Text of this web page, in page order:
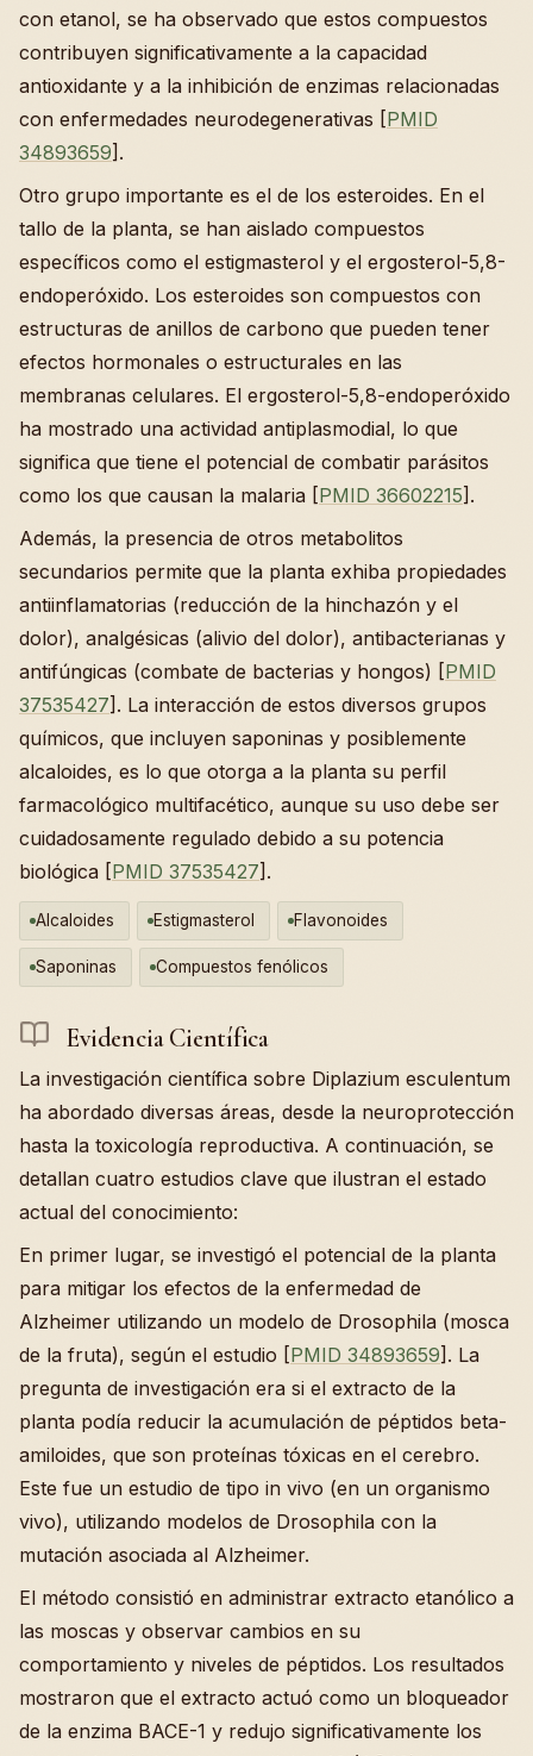
con etanol, se ha observado que estos compuestos
contribuyen significativamente a la capacidad
antioxidante y a la inhibición de enzimas relacionadas
con enfermedades neurodegenerativas [PMID
34893659].
Otro grupo importante es el de los esteroides. En el
tallo de la planta, se han aislado compuestos
específicos como el estigmasterol y el ergosterol-5,8-
endoperóxido. Los esteroides son compuestos con
estructuras de anillos de carbono que pueden tener
efectos hormonales o estructurales en las
membranas celulares. El ergosterol-5,8-endoperóxido
ha mostrado una actividad antiplasmodial, lo que
significa que tiene el potencial de combatir parásitos
como los que causan la malaria [PMID 36602215].
Además, la presencia de otros metabolitos
secundarios permite que la planta exhiba propiedades
antiinflamatorias (reducción de la hinchazón y el
dolor), analgésicas (alivio del dolor), antibacterianas y
antifúngicas (combate de bacterias y hongos) [PMID
37535427]. La interacción de estos diversos grupos
químicos, que incluyen saponinas y posiblemente
alcaloides, es lo que otorga a la planta su perfil
farmacológico multifacético, aunque su uso debe ser
cuidadosamente regulado debido a su potencia
biológica [PMID 37535427].
Alcaloides Estigmasterol Flavonoides
Saponinas Compuestos fenólicos
Evidencia Científica
La investigación científica sobre Diplazium esculentum
ha abordado diversas áreas, desde la neuroprotección
hasta la toxicología reproductiva. A continuación, se
detallan cuatro estudios clave que ilustran el estado
actual del conocimiento:
En primer lugar, se investigó el potencial de la planta
para mitigar los efectos de la enfermedad de
Alzheimer utilizando un modelo de Drosophila (mosca
de la fruta), según el estudio [PMID 34893659]. La
pregunta de investigación era si el extracto de la
planta podía reducir la acumulación de péptidos beta-
amiloides, que son proteínas tóxicas en el cerebro.
Este fue un estudio de tipo in vivo (en un organismo
vivo), utilizando modelos de Drosophila con la
mutación asociada al Alzheimer.
El método consistió en administrar extracto etanólico a
las moscas y observar cambios en su
comportamiento y niveles de péptidos. Los resultados
mostraron que el extracto actuó como un bloqueador
de la enzima BACE-1 y redujo significativamente los